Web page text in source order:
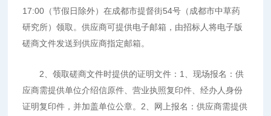
17:00（节假日除外）在成都市提督街54号（成都市中草药
研究所）领取。供应商可提供电子邮箱，由招标人将电子版
磋商文件发送到供应商指定邮箱。
2、领取磋商文件时提供的证明文件：1、现场报名：供
应商需提供单位介绍信原件、营业执照复印件、经办人身份
证明复印件，并加盖单位公章。2、网上报名：供应商需提供